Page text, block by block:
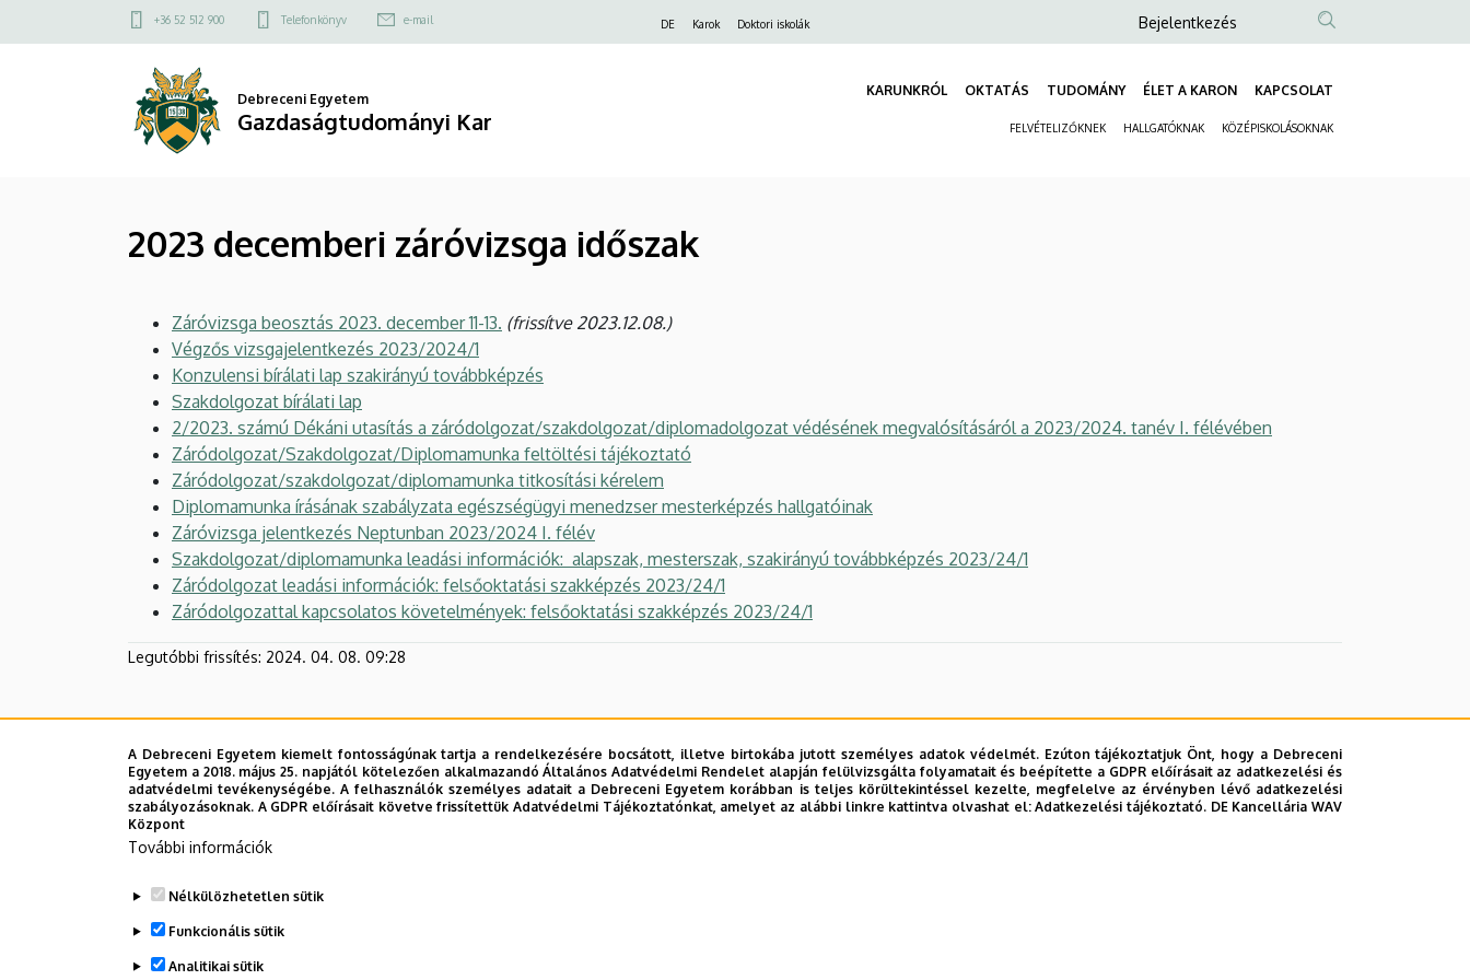
decemberi
záróvizsga
Gazdaságtudományi
a
Felső
menü
+36 52 512 900 Telefonkönyv e-mail DE Karok Doktori iskolák
Anonim
fiók
menüje
Bejelentkezés
Debreceni Egyetem
Gazdaságtudományi Kar
KARUNKRÓL OKTATÁS TUDOMÁNY ÉLET A KARON KAPCSOLAT
FELVÉTELIZŐKNEK HALLGATÓKNAK KÖZÉPISKOLÁSOKNAK
2023 decemberi záróvizsga időszak
Záróvizsga beosztás 2023. december 11-13. (frissítve 2023.12.08.)
Végzős vizsgajelentkezés 2023/2024/1
Konzulensi bírálati lap szakirányú továbbképzés
Szakdolgozat bírálati lap
2/2023. számú Dékáni utasítás a záródolgozat/szakdolgozat/diplomadolgozat védésének megvalósításáról a 2023/2024. tanév I. félévében
Záródolgozat/Szakdolgozat/Diplomamunka feltöltési tájékoztató
Záródolgozat/szakdolgozat/diplomamunka titkosítási kérelem
Diplomamunka írásának szabályzata egészségügyi menedzser mesterképzés hallgatóinak
Záróvizsga jelentkezés Neptunban 2023/2024 I. félév
Szakdolgozat/diplomamunka leadási információk: alapszak, mesterszak, szakirányú továbbképzés 2023/24/1
Záródolgozat leadási információk: felsőoktatási szakképzés 2023/24/1
Záródolgozattal kapcsolatos követelmények: felsőoktatási szakképzés 2023/24/1
Legutóbbi frissítés: 2024. 04. 08. 09:28
A Debreceni Egyetem kiemelt fontosságúnak tartja a rendelkezésére bocsátott, illetve birtokába jutott személyes adatok védelmét. Ezúton tájékoztatjuk Önt, hogy a Debreceni
Egyetem a 2018. május 25. napjától kötelezően alkalmazandó Általános Adatvédelmi Rendelet alapján felülvizsgálta folyamatait és beépítette a GDPR előírásait az adatkezelési és
adatvédelmi tevékenységébe. A felhasználók személyes adatait a Debreceni Egyetem korábban is teljes körültekintéssel kezelte, megfelelve az érvényben lévő adatkezelési
szabályozásoknak. A GDPR előírásait követve frissítettük Adatvédelmi Tájékoztatónkat, amelyet az alábbi linkre kattintva olvashat el:Adatkezelési tájékoztató. DE Kancellária WAV
Központ
További információk
Nélkülözhetetlen sütik
Funkcionális sütik
Analitikai sütik